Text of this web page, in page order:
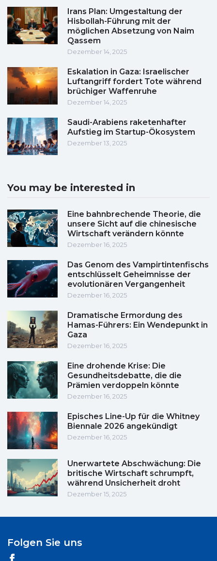
Irans Plan: Umgestaltung der
Hisbollah-Führung mit der
möglichen Absetzung von Naim
Qassem
Dezember 14, 2025
Eskalation in Gaza: Israelischer
Luftangriff fordert Tote während
brüchiger Waffenruhe
Dezember 14, 2025
Saudi-Arabiens raketenhafter
Aufstieg im Startup-Ökosystem
Dezember 13, 2025
You may be interested in
Eine bahnbrechende Theorie, die
unsere Sicht auf die chinesische
Wirtschaft verändern könnte
Dezember 16, 2025
Das Genom des Vampirtintenfischs
entschlüsselt Geheimnisse der
evolutionären Vergangenheit
Dezember 16, 2025
Dramatische Ermordung des
Hamas-Führers: Ein Wendepunkt in
Gaza
Dezember 16, 2025
Eine drohende Krise: Die
Gesundheitsdebatte, die die
Prämien verdoppeln könnte
Dezember 16, 2025
Episches Line-Up für die Whitney
Biennale 2026 angekündigt
Dezember 16, 2025
Unerwartete Abschwächung: Die
britische Wirtschaft schrumpft,
während Unsicherheit droht
Dezember 15, 2025
Folgen Sie uns